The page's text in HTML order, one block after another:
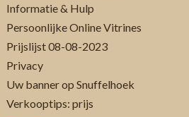
Informatie & Hulp
Persoonlijke Online Vitrines
Prijslijst 08-08-2023
Privacy
Uw banner op Snuffelhoek
Verkooptips: prijs